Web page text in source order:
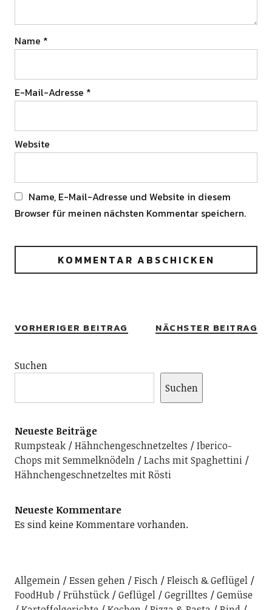
Name *
E-Mail-Adresse *
Website
Name, E-Mail-Adresse und Website in diesem
Browser für meinen nächsten Kommentar speichern.
VORHERIGER BEITRAG NÄCHSTER BEITRAG
Suchen
Suchen
Neueste Beiträge
Rumpsteak
Hähnchengeschnetzeltes
Iberico-
Chops mit Semmelknödeln
Lachs mit Spaghettini
Hähnchengeschnetzeltes mit Rösti
Neueste Kommentare
Es sind keine Kommentare vorhanden.
Allgemein Essen gehen Fisch
Fleisch & Geflügel
FoodHub
Frühstück Geflügel Gegrilltes
Gemüse